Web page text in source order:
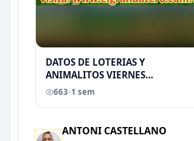
DATOS DE LOTERIAS Y
ANIMALITOS VIERNES
31/07/2026
663•1 sem
ANTONI CASTELLANO